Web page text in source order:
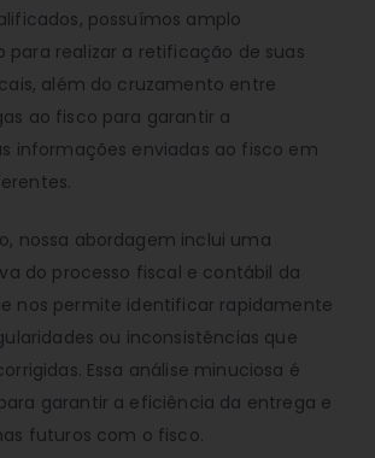
possuímos amplo
para realizar a retificação de suas
além do cruzamento entre
ao fisco para garantir a
informações enviadas ao fisco em
nossa abordagem inclui uma
do processo fiscal e contábil da
nos permite identificar rapidamente
ou inconsistências que
Essa análise minuciosa é
garantir a eficiência da entrega e
futuros com o fisco.